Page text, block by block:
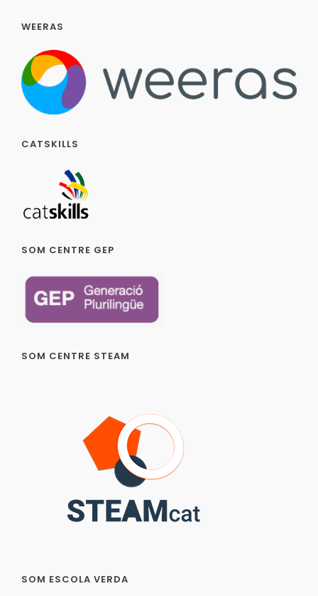
WEERAS
CATSKILLS
SOM CENTRE GEP
SOM CENTRE STEAM
SOM ESCOLA VERDA